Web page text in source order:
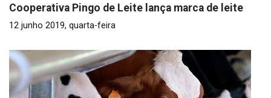
Cooperativa Pingo de Leite lança marca de leite
12 junho 2019, quarta-feira